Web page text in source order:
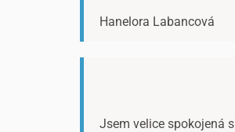
Hanelora Labancová
Jsem velice spokojená